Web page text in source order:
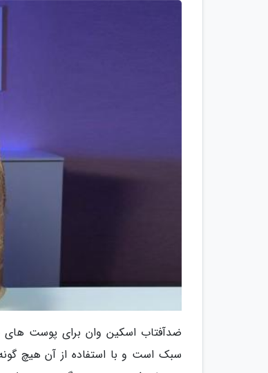
ضدآفتاب اسکین وان برای پوست های
سبک است و با استفاده از آن هیچ